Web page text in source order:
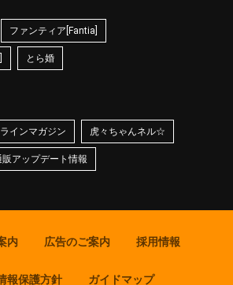
ファンティア[Fantia]
とら婚
インマガジン 虎々ちゃんネル☆
販アップデート情報
内 広告のご案内 採用情報
報保護方針 ガイドマップ